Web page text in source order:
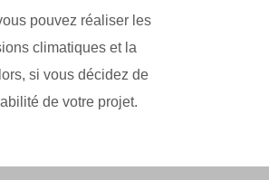
pouvez réaliser les
climatiques et la
si vous décidez de
de votre projet.